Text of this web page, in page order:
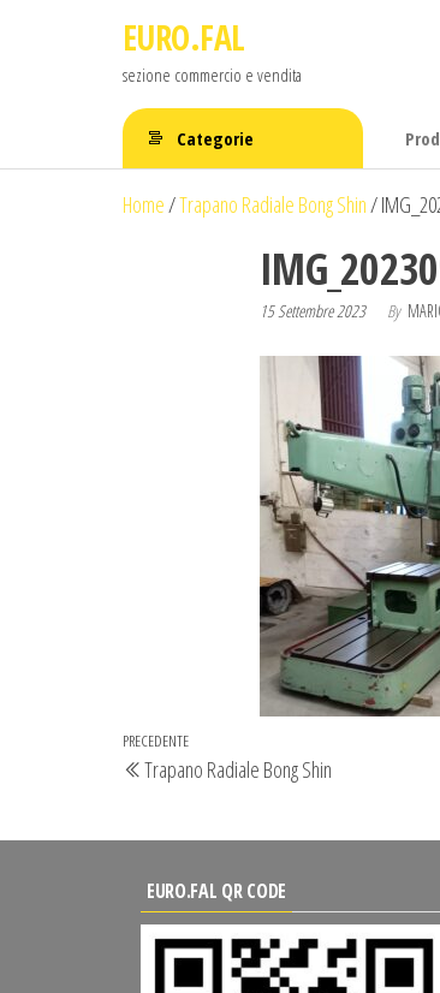
EURO.FAL
sezione commercio e vendita
Categorie
Home/Trapano Radiale Bong Shin/
15 Settembre 2023 By
Navigazione
articoli
Articolo
precedente
PRECEDENTE
Trapano Radiale Bong Shin
EURO.FAL QR CODE